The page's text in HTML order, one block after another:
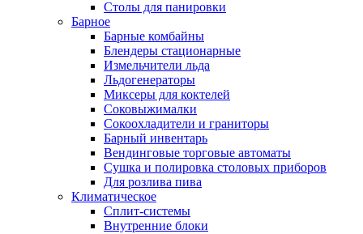
Столы для панировки
Барное
Барные комбайны
Блендеры стационарные
Измельчители льда
Льдогенераторы
Миксеры для коктелей
Соковыжималки
Сокоохладители и граниторы
Барный инвентарь
Вендинговые торговые автоматы
Сушка и полировка столовых приборов
Для розлива пива
Климатическое
Сплит-системы
Внутренние блоки